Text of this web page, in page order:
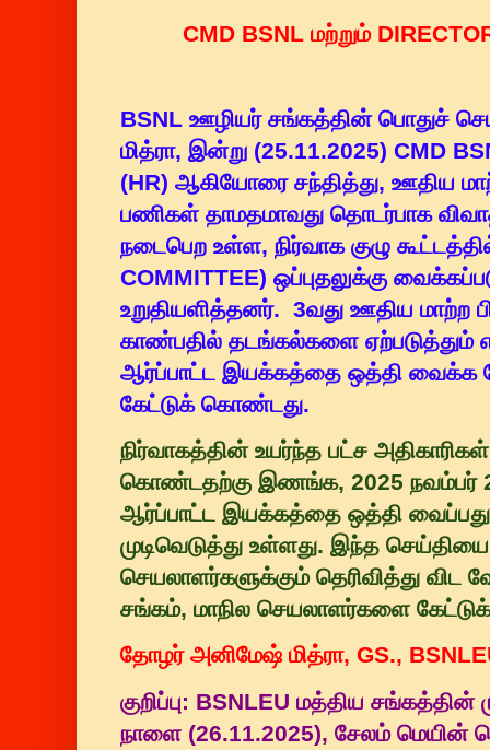
CMD BSNL மற்றும்
BSNL ஊழியர் சங்கத்தின் பொதுச்
மித்ரா, இன்று (25.11.2025) CMD
(HR) ஆகியோரை சந்தித்து, ஊதிய
பணிகள் தாமதமாவது தொடர்பாக
நடைபெற உள்ள, நிர்வாக குழு
COMMITTEE) ஒப்புதலுக்கு
உறுதியளித்தனர். 3வது ஊதிய மாற்ற
காண்பதில் தடங்கல்களை ஏற்படுத்தும்
ஆர்ப்பாட்ட இயக்கத்தை ஒத்தி வைக்க
கேட்டுக் கொண்டது.
நிர்வாகத்தின் உயர்ந்த பட்ச
கொண்டதற்கு இணங்க, 2025 நவம்பர்
ஆர்ப்பாட்ட இயக்கத்தை ஒத்தி
முடிவெடுத்து உள்ளது. இந்த
செயலாளர்களுக்கும் தெரிவித்து
சங்கம், மாநில செயலாளர்களை
தோழர் அனிமேஷ் மித்ரா, GS.,
குறிப்பு: BSNLEU மத்திய சங்கத்தின்
நாளை (26.11.2025), சேலம் மெயின்